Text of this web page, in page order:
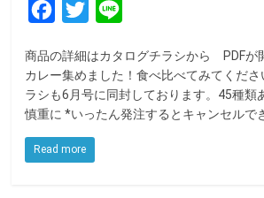
c
e
b
o
o
T
i
t
t
e
r
n
e
商品の詳細はカタログチラシから PDFが
カレー集めました！食べ比べてみてくだ
ラシも6月号に同封しております。45種類
慎重に *いったん発注するとキャンセルで
Read more